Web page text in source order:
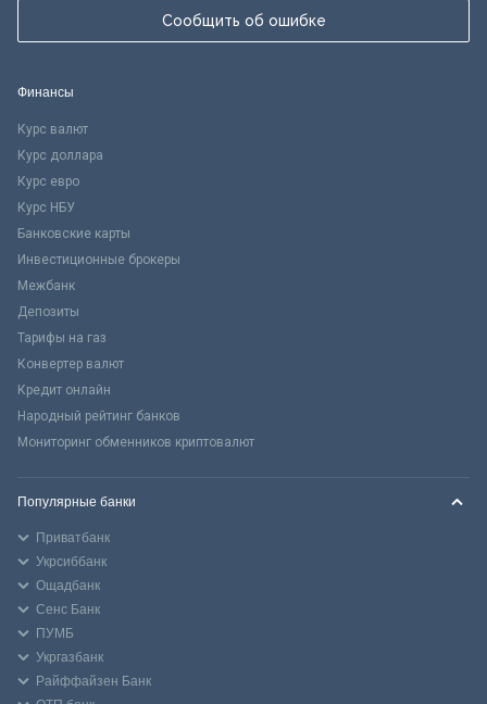
Сообщить об ошибке
Финансы
Курс валют
Курс доллара
Курс евро
Курс НБУ
Банковские карты
Инвестиционные брокеры
Межбанк
Депозиты
Тарифы на газ
Конвертер валют
Кредит онлайн
Народный рейтинг банков
Мониторинг обменников криптовалют
Популярные банки
Приватбанк
Укрсиббанк
Ощадбанк
Сенс Банк
ПУМБ
Укргазбанк
Райффайзен Банк